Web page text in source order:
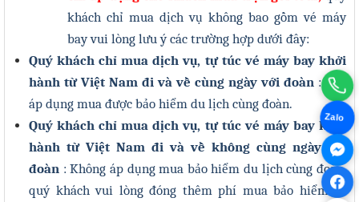
khách chỉ mua dịch vụ không bao gồm vé máy
bay vui lòng lưu ý các trường hợp dưới đây:
Quý khách chỉ mua dịch vụ, tự túc vé máy bay khởi
hành từ Việt Nam đi và về cùng ngày với đoàn : Vẫn
áp dụng mua được bảo hiểm du lịch cùng đoàn.
Quý khách chỉ mua dịch vụ, tự túc vé máy bay khởi
hành từ Việt Nam đi và về không cùng ngày với
đoàn : Không áp dụng mua bảo hiểm du lịch cùng đoàn,
quý khách vui lòng đóng thêm phí mua bảo hiểm cá
Zalo